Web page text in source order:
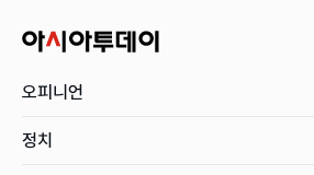
오피니언
정치